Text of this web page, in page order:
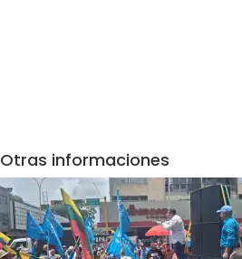
Otras informaciones